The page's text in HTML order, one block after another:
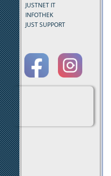
JUSTNET IT
INFOTHEK
JUST SUPPORT